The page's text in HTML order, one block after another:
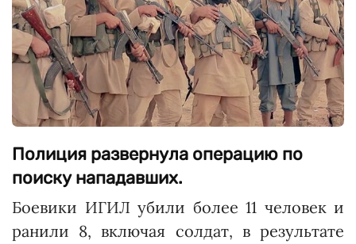
Полиция развернула операцию по
поиску нападавших.
Боевики ИГИЛ убили более 11 человек и
ранили 8, включая солдат, в результате